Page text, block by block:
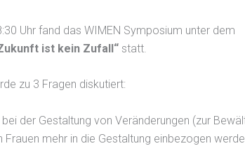
Uhr fand das WIMEN Symposium unter dem
ist kein Zufall“ statt.
zu 3 Fragen diskutiert:
der Gestaltung von Veränderungen (zur
Frauen mehr in die Gestaltung einbezogen